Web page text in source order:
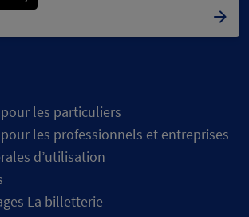
les particuliers
les professionnels et entreprises
d’utilisation
La billetterie